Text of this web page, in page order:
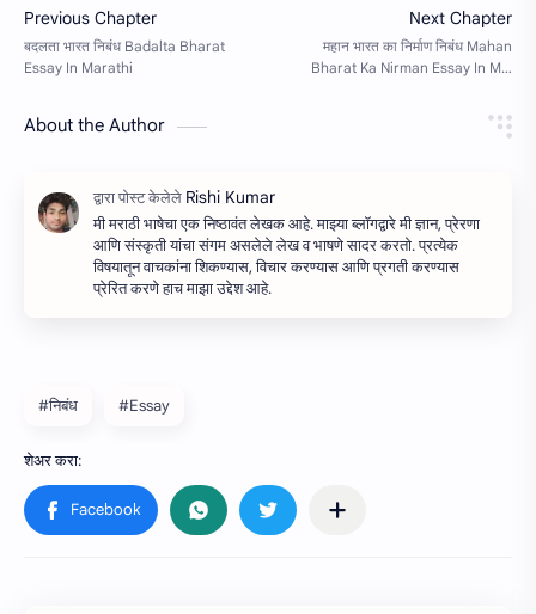
About the Author
मी मराठी भाषेचा एक निष्ठावंत लेखक आहे. माझ्या ब्लॉगद्वारे मी ज्ञान, प्रेरणा
आणि संस्कृती यांचा संगम असलेले लेख व भाषणे सादर करतो. प्रत्येक
विषयातून वाचकांना शिकण्यास, विचार करण्यास आणि प्रगती करण्यास
प्रेरित करणे हाच माझा उद्देश आहे.
#निबंध #Essay